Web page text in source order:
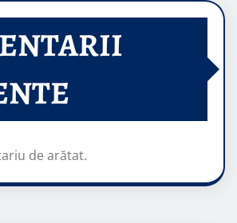
de arătat.